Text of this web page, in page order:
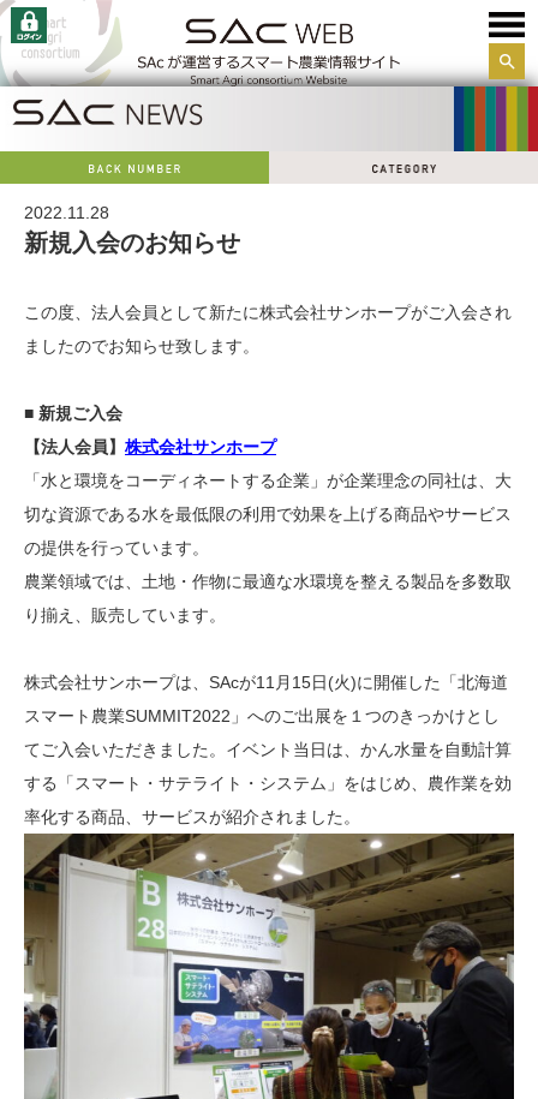
サイ
2022.11.28
新規入会のお知らせ
この度、法人会員として新たに株式会社サンホープがご入会され
ましたのでお知らせ致します。
■ 新規ご入会
【法人会員】 株式会社サンホープ
「水と環境をコーディネートする企業」が企業理念の同社は、大
切な資源である水を最低限の利用で効果を上げる商品やサービス
の提供を行っています。
農業領域では、土地・作物に最適な水環境を整える製品を多数取
り揃え、販売しています。
株式会社サンホープは、SAcが11月15日(火)に開催した「北海道
スマート農業SUMMIT2022」へのご出展を１つのきっかけとし
てご入会いただきました。イベント当日は、かん水量を自動計算
する「スマート・サテライト・システム」をはじめ、農作業を効
率化する商品、サービスが紹介されました。